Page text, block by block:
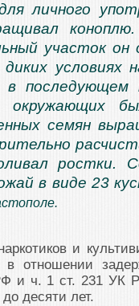
личного
участок он
условиях
последующем
окружающих
семян
ростки.
в виде 23
и
в отношении
и ч. 1 ст. 231 УК
десяти лет.